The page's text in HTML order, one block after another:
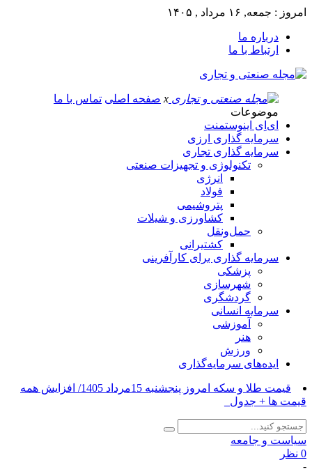
امروز : جمعه, ۱۶ مرداد , ۱۴۰۵
درباره ما
ارتباط با ما
x صفحه اصلی تماس با ما
موضوعات
ای‌اِی اینوستمنت
سرمایه گذاری ارزی
سرمایه گذاری تجاری
تکنولوژی و تجهیزات صنعتی
انرژی
فولاد
پتروشیمی
کشاورزی و شیلات
حمل‌و‌نقل
کشتیرانی
سرمایه گذاری برای کارآفرینی
پزشکی
شهرسازی
گردشگری
سرمایه انسانی
آموزشی
هنر
ورزش
ایده‌های سرمایه‌گذاری
ردمی_
سیاست و جامعه
0 نظر
-